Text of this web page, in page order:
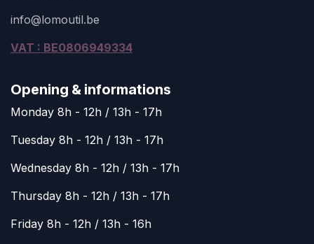
info@lomoutil.be
VAT : BE0806949334
Opening & informations
Monday 8h - 12h / 13h - 17h
Tuesday 8h - 12h / 13h - 17h
Wednesday 8h - 12h / 13h - 17h
Thursday 8h - 12h / 13h - 17h
Friday 8h - 12h / 13h - 16h